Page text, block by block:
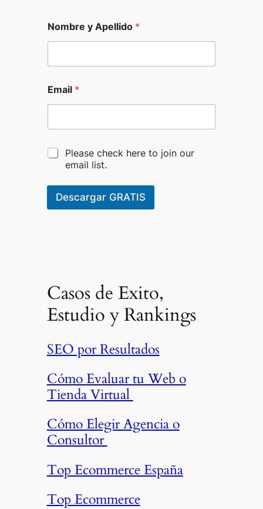
Nombre y Apellido *
Email *
M
k
t
i
l
c
o
s
e
t
*
Please check here to join our
email list.
Descargar GRATIS
Casos de Exito,
Estudio y Rankings
SEO por Resultados
Cómo Evaluar tu Web o
Tienda Virtual
Cómo Elegir Agencia o
Consultor
Top Ecommerce España
Top Ecommerce